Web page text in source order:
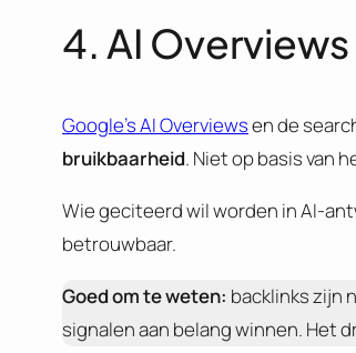
4. AI
Google’s AI Overviewsen de
bruikbaarheid. Niet op basis van
Wie geciteerd wil worden in AI-
betrouwbaar.
Goed om te weten: backlinks zijn
signalen aan belang winnen. Het